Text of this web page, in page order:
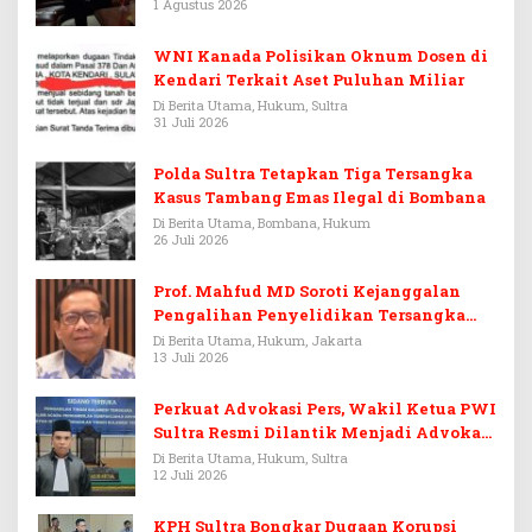
1 Agustus 2026
WNI Kanada Polisikan Oknum Dosen di
Kendari Terkait Aset Puluhan Miliar
Di Berita Utama, Hukum, Sultra
31 Juli 2026
Polda Sultra Tetapkan Tiga Tersangka
Kasus Tambang Emas Ilegal di Bombana
Di Berita Utama, Bombana, Hukum
26 Juli 2026
Prof. Mahfud MD Soroti Kejanggalan
Pengalihan Penyelidikan Tersangka
Febrie Adriansyah
Di Berita Utama, Hukum, Jakarta
13 Juli 2026
Perkuat Advokasi Pers, Wakil Ketua PWI
Sultra Resmi Dilantik Menjadi Advokat
PERADI
Di Berita Utama, Hukum, Sultra
12 Juli 2026
KPH Sultra Bongkar Dugaan Korupsi